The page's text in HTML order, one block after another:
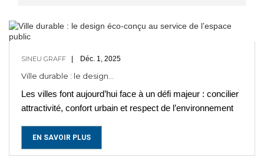
Déc. 1, 2025
SINEU GRAFF
Ville durable : le design...
Les villes font aujourd’hui face à un défi majeur : concilier
attractivité, confort urbain et respect de l’environnement
EN SAVOIR PLUS